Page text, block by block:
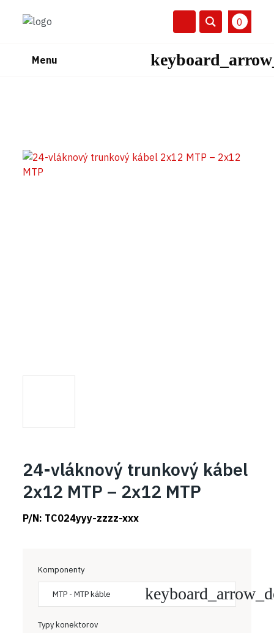
0
Menu
24-vláknový trunkový kábel
2x12 MTP – 2x12 MTP
P/N: TC024yyy-zzzz-xxx
Komponenty
MTP - MTP káble
Typy konektorov